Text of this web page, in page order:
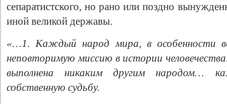
сепаратистского, но рано или поздно
иной великой державы.
«…1. Каждый народ мира, в особенности
неповторимую миссию в истории
выполнена никаким другим народом…
собственную судьбу.